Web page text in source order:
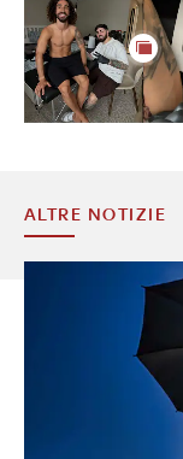
ALTRE NOTIZIE